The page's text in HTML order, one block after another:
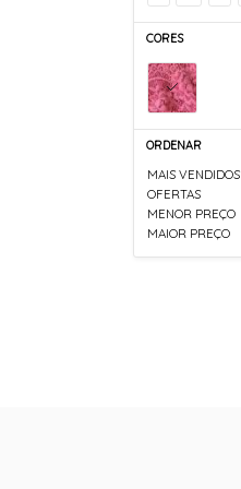
CORES
ORDENAR
MAIS VENDIDOS
OFERTAS
MENOR PREÇO
MAIOR PREÇO